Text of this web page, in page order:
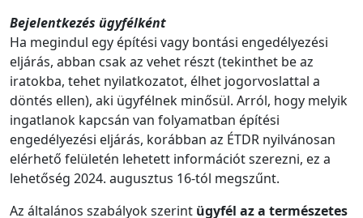
Bejelentkezés ügyfélként
Ha megindul egy építési vagy bontási engedélyezési
eljárás, abban csak az vehet részt (tekinthet be az
iratokba, tehet nyilatkozatot, élhet jogorvoslattal a
döntés ellen), aki ügyfélnek minősül. Arról, hogy melyik
ingatlanok kapcsán van folyamatban építési
engedélyezési eljárás, korábban az ÉTDR nyilvánosan
elérhető felületén lehetett információt szerezni, ez a
lehetőség 2024. augusztus 16-tól megszűnt.
Az általános szabályok szerint ügyfél az a természetes